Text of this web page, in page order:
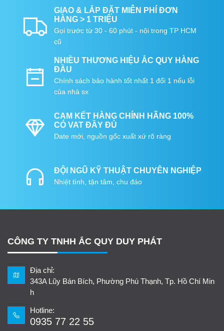
GIAO & LẮP ĐẶT MIỄN PHÍ ĐƠN
HÀNG > 1 TRIỆU
Gọi trước từ 30 - 60 phút - nội trong TP HCM
cũ
NHIỀU THƯƠNG HIỆU ẮC QUY HÀNG
ĐẦU
Chính sách bảo hành tốt nhất 1 đổi 1 nếu lỗi
của nhà sx
CAM KẾT HÀNG CHÍNH HÃNG 100%
CÓ VAT ĐẦY ĐỦ
Date mới, nguồn gốc xuất xứ rõ ràng
ĐỘI NGŨ KỸ THUẬT CHUYÊN NGHIỆP
Nhiệt tình, tận tâm, chu đáo
CÔNG TY TNHH ẮC QUY DUY PHÁT
Địa chỉ:
343A Lũy Bán Bích, Phường Phú Thạnh, Tp. Hồ Chí Min
h
Hotline:
0935 77 22 55